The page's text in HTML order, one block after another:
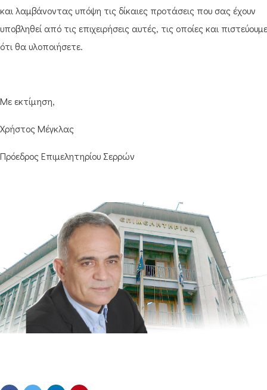
και λαμβάνοντας υπόψη τις δίκαιες προτάσεις που σας έχουν
υποβληθεί από τις επιχειρήσεις αυτές, τις οποίες και πιστεύουμε
ότι θα υλοποιήσετε.
Με εκτίμηση,
Χρήστος Μέγκλας
Πρόεδρος Επιμελητηρίου Σερρών